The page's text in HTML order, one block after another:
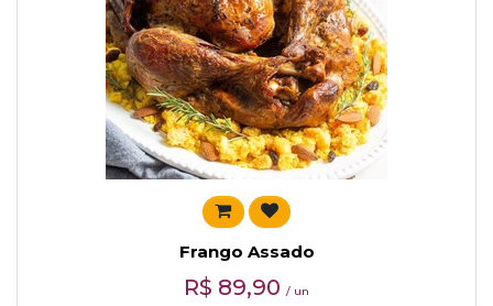
Frango Assado
R$ 89,90 / un